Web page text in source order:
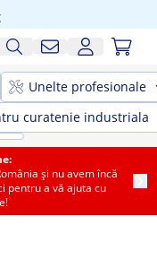
Unelte profesionale
curatenie industriala
și nu avem încă
pentru a vă ajuta cu